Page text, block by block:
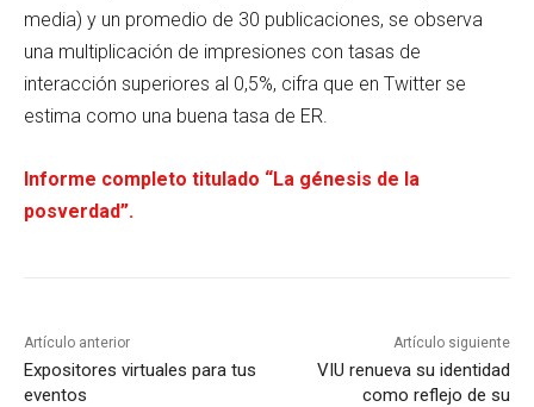
media) y un promedio de 30 publicaciones, se observa
una multiplicación de impresiones con tasas de
interacción superiores al 0,5%, cifra que en Twitter se
estima como una buena tasa de ER.
Informe completo titulado “La génesis de la
posverdad”.
Artículo anterior
Expositores virtuales para tus
eventos
Artículo siguiente
VIU renueva su identidad
como reflejo de su